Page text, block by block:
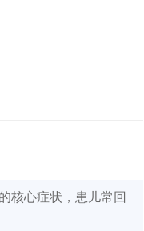
核心症状，患儿常回